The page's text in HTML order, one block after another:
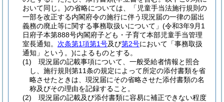
おいて同じ。)の省略については、「児童手当法施行規則の
一部を改正する内閣府令の施行に伴う現況届の一律の届出
義務の廃止等に関する事務取扱いについて」 (令和3年9月1
日府子本第888号内閣府子ども・子育て本部児童手当管理
室長通知。 次条第1項第1号及び第2号において「事務取扱
通知」という。)によるものとする。
(1)
現況届の記載事項について、一般受給者情報と照合
し、施行規則第11条の規定によって所定の添付書類を省
略させたときは、現況届にその省略させた添付書類の名
称及びその理由を記録すること。
(2)
現況届の記載及び添付書類に容易に補正できない程度